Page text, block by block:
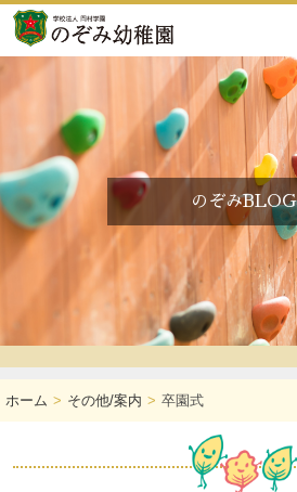
のぞみBLOG
ホーム その他/案内 卒園式